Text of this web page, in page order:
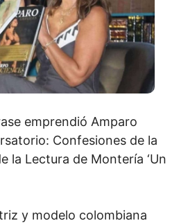
emprendió Amparo
Confesiones de la
la Lectura de Montería ‘Un
y modelo colombiana